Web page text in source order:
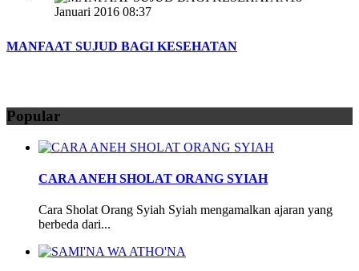
Januari 2016 08:37
MANFAAT SUJUD BAGI KESEHATAN
Popular
CARA ANEH SHOLAT ORANG SYIAH
Cara Sholat Orang Syiah Syiah mengamalkan ajaran yang
berbeda dari...